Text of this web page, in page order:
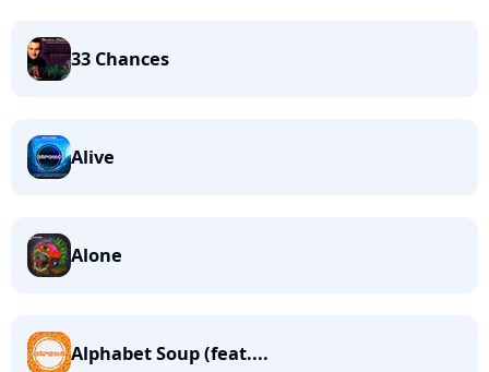
33 Chances
Alive
Alone
Alphabet Soup (feat....